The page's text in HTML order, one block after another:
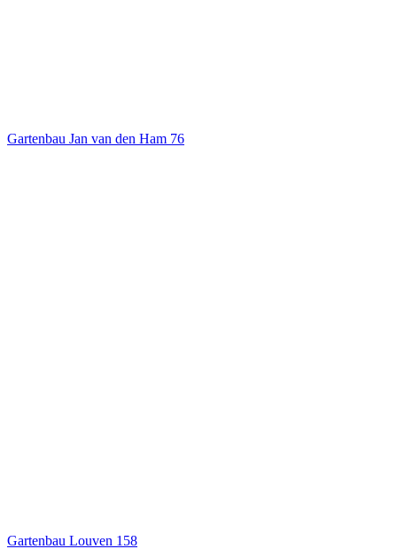
Gartenbau Jan van den Ham 76
Gartenbau Louven 158